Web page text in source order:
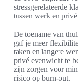
stressgerelateerde
tussen werk en privé.
De toename van
gaf je meer
taken en langere
privé evenwicht te
zijn zorgen voor
risico op burn-out.